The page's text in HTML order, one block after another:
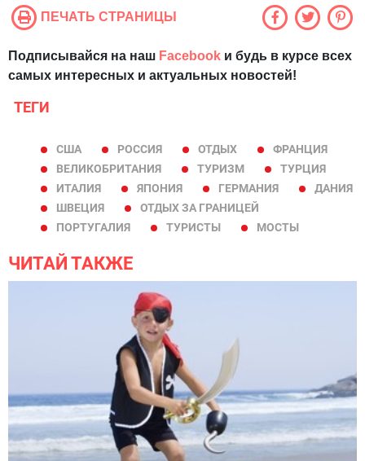
ПЕЧАТЬ СТРАНИЦЫ
Подписывайся на наш Facebook и будь в курсе всех
самых интересных и актуальных новостей!
ТЕГИ
США РОССИЯ ОТДЫХ
ФРАНЦИЯ
ВЕЛИКОБРИТАНИЯ
ТУРИЗМ
ТУРЦИЯ
ИТАЛИЯ
ЯПОНИЯ ГЕРМАНИЯ
ДАНИЯ
ШВЕЦИЯ
ОТДЫХ ЗА ГРАНИЦЕЙ
ПОРТУГАЛИЯ
ТУРИСТЫ МОСТЫ
ЧИТАЙ ТАКЖЕ